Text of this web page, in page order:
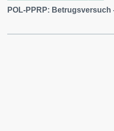
POL-PPRP: